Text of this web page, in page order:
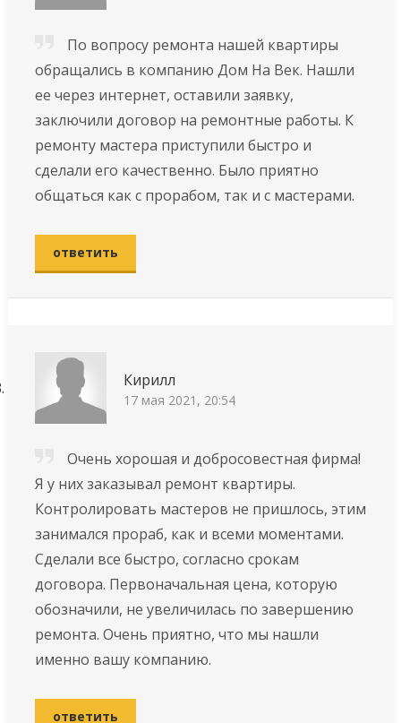
По вопросу ремонта нашей квартиры
обращались в компанию Дом На Век. Нашли
ее через интернет, оставили заявку,
заключили договор на ремонтные работы. К
ремонту мастера приступили быстро и
сделали его качественно. Было приятно
общаться как с прорабом, так и с мастерами.
ответить
Кирилл
17 мая 2021, 20:54
Очень хорошая и добросовестная фирма!
Я у них заказывал ремонт квартиры.
Контролировать мастеров не пришлось, этим
занимался прораб, как и всеми моментами.
Сделали все быстро, согласно срокам
договора. Первоначальная цена, которую
обозначили, не увеличилась по завершению
ремонта. Очень приятно, что мы нашли
именно вашу компанию.
ответить